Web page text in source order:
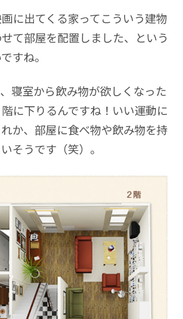
に出てくる家ってこういう建物
て部屋を配置しました、という
すね。
寝室から飲み物が欲しくなった
に下りるんですね！いい運動に
か、部屋に食べ物や飲み物を持
そうです（笑）。